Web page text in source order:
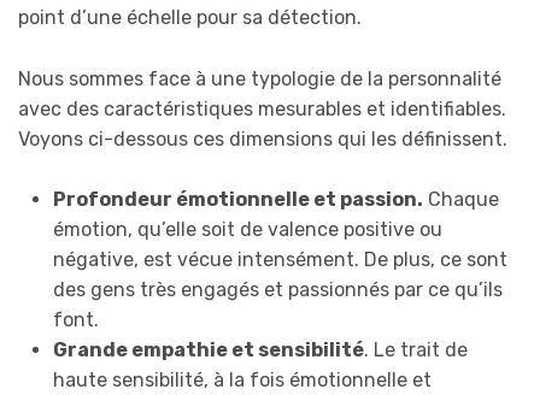
point d’une échelle pour sa détection.
Nous sommes face à une typologie de la personnalité
avec des caractéristiques mesurables et identifiables.
Voyons ci-dessous ces dimensions qui les définissent.
Profondeur émotionnelle et passion. Chaque
émotion, qu’elle soit de valence positive ou
négative, est vécue intensément. De plus, ce sont
des gens très engagés et passionnés par ce qu’ils
font.
Grande empathie et sensibilité. Le trait de
haute sensibilité, à la fois émotionnelle et